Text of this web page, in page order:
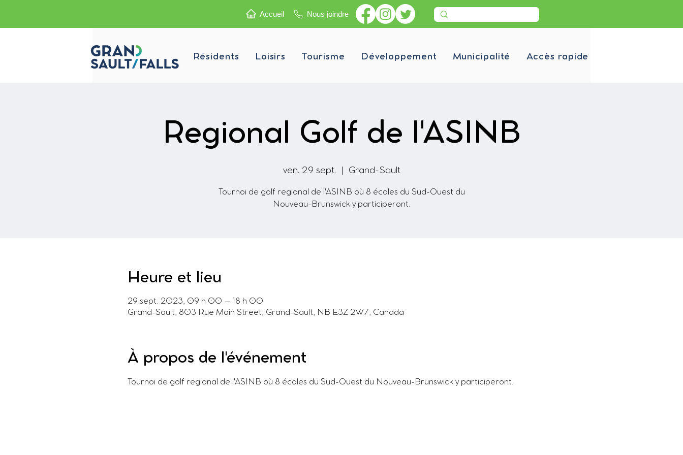
Accueil Nous joindre
Résidents Loisirs Tourisme Développement Municipalité Accès rapide
Regional Golf de l'ASINB
ven. 29 sept. Grand-Sault
Tournoi de golf regional de l'ASINB où 8 écoles du Sud-Ouest du
Nouveau-Brunswick y participeront.
Heure et lieu
29 sept. 2023, 09 h 00 – 18 h 00
Grand-Sault, 803 Rue Main Street, Grand-Sault, NB E3Z 2W7, Canada
À propos de l'événement
Tournoi de golf regional de l'ASINB où 8 écoles du Sud-Ouest du Nouveau-Brunswick y participeront.